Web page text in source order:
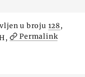
u broju 128,
Permalink